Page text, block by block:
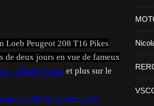
Loeb Peugeot 208 T16 Pikes
de deux jours en vue de fameux
lJoc et plus sur le
208-t16-pikes-peak-